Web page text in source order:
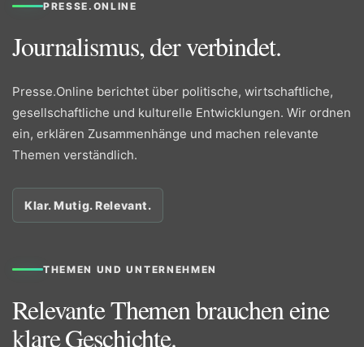
PRESSE.ONLINE
Journalismus, der verbindet.
Presse.Online berichtet über politische, wirtschaftliche,
gesellschaftliche und kulturelle Entwicklungen. Wir ordnen
ein, erklären Zusammenhänge und machen relevante
Themen verständlich.
Klar. Mutig. Relevant.
THEMEN UND UNTERNEHMEN
Relevante Themen brauchen eine
klare Geschichte.